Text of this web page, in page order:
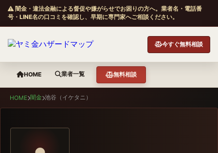
闇金・違法金融による督促や嫌がらせでお困りの方へ。業者名・電話番
号・LINE名の口コミを確認し、早期に専門家へご相談ください。
今すぐ無料相談
HOME 業者一覧 無料相談
HOME 闇金 池谷（イケタニ）